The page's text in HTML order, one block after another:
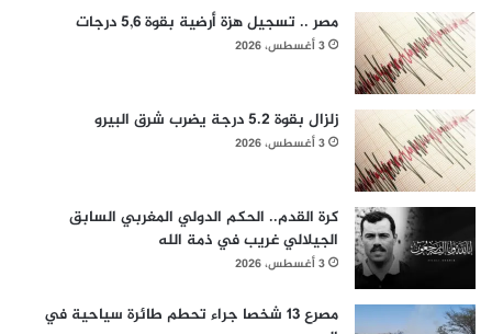
مصر .. تسجيل هزة أرضية بقوة 5,6 درجات
3 أغسطس، 2026
زلزال بقوة 5.2 درجة يضرب شرق البيرو
3 أغسطس، 2026
كرة القدم.. الحكم الدولي المغربي السابق
الجيلالي غريب في ذمة الله
3 أغسطس، 2026
مصرع 13 شخصا جراء تحطم طائرة سياحية في